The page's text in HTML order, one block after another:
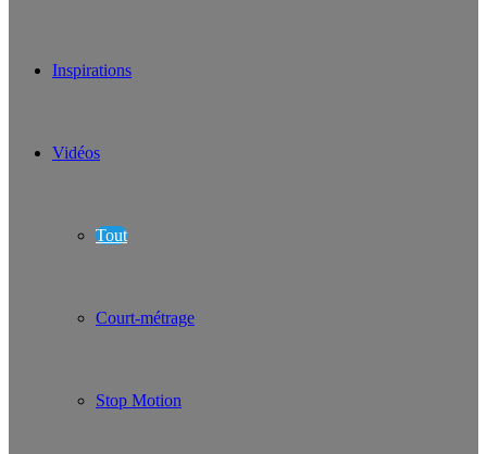
Inspirations
Vidéos
Tout
Court-métrage
Stop Motion